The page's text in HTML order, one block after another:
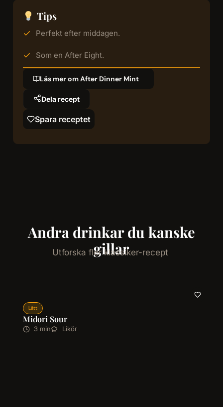
Tips
Perfekt efter middagen.
Som en After Eight.
Läs mer om After Dinner Mint
Dela recept
Spara receptet
Andra drinkar du kanske
gillar
Utforska fler klassiker-recept
Lätt
Midori Sour
3 min Likör